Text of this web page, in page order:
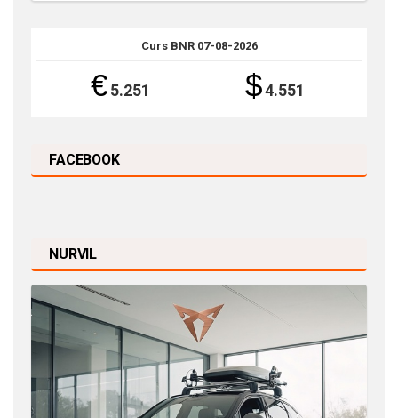
Curs BNR 07-08-2026
€5.251 $4.551
FACEBOOK
NURVIL